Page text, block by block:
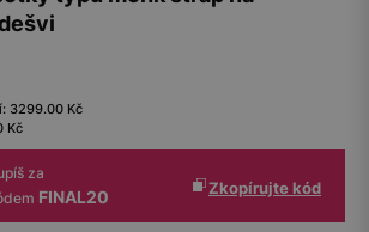
3299.00 Kč
Kč
za
FINAL20 Zkopírujte kód